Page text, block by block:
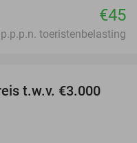
€45
toeristenbelasting
t.w.v. €3.000